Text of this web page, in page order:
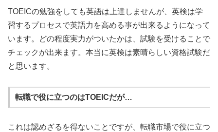
TOEICの勉強をしても英語は上達しませんが、英検は学
習するプロセスで英語力を高める事が出来るようになって
います。どの程度実力がついたかは、試験を受けることで
チェックが出来ます。本当に英検は素晴らしい資格試験だ
と思います。
転職で役に立つのはTOEICだが…
これは認めざるを得ないことですが、転職市場で役に立つ